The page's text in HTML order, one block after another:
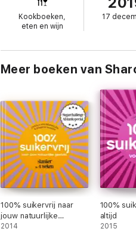
Je verliest je niet in een
Je bent niet de hele dag met eten
Je hebt geen schuld en schaamte
Kookboeken,
eten en wijn
17
Meer boeken van
100% suikervrij naar
jouw natuurlijke
gewicht
2014
100%
altijd
2015